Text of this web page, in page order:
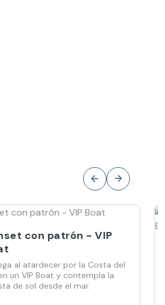
con patrón - VIP
al atardecer por la Costa del
un VIP Boat y contempla la
de sol desde el mar.